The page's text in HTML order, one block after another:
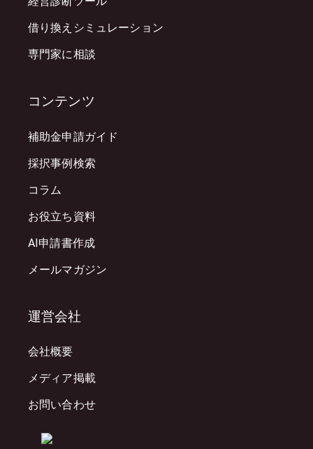
借り換えシミュレーション
専門家に相談
コンテンツ
補助金申請ガイド
採択事例検索
コラム
お役立ち資料
AI申請書作成
メールマガジン
運営会社
会社概要
メディア掲載
お問い合わせ